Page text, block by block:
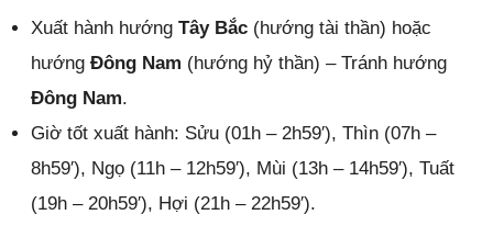
Xuất hành hướng Tây Bắc(hướng tài thần) hoặc
hướng Đông Nam (hướng hỷ thần) – Tránh hướng
Đông Nam.
Giờ tốt xuất hành: Sửu (01h – 2h59′), Thìn (07h –
8h59′), Ngọ (11h – 12h59′), Mùi (13h – 14h59′), Tuất
(19h – 20h59′), Hợi (21h – 22h59′).